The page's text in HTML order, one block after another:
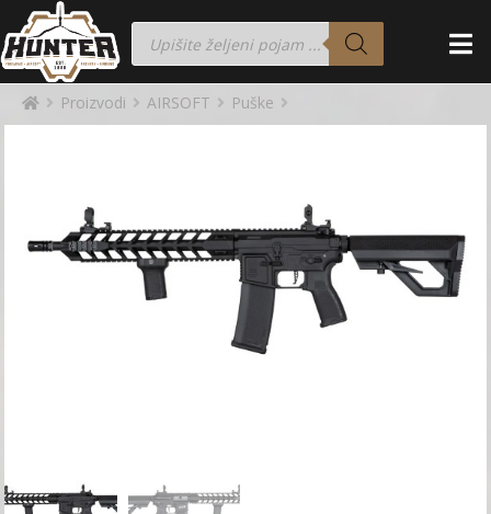
Proizvodi AIRSOFT Puške